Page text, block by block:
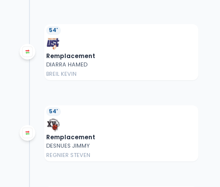
54'
Remplacement
DIARRA HAMED
BREIL KEVIN
54'
Remplacement
DESNUES JIMMY
REGNIER STEVEN